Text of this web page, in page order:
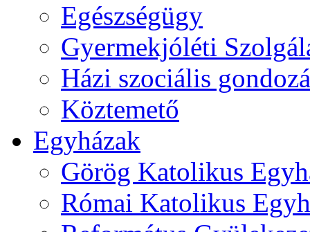
Egészségügy
Gyermekjóléti
Házi szociális
Köztemető
Egyházak
Görög Katolikus
Római Katolikus